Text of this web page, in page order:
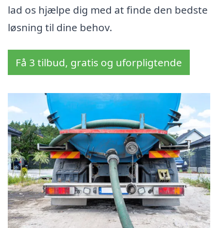
lad os hjælpe dig med at finde den bedste
løsning til dine behov.
Få 3 tilbud, gratis og uforpligtende